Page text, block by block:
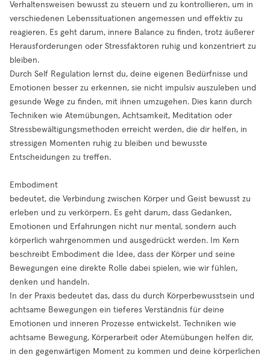
Verhaltensweisen bewusst zu steuern und zu kontrollieren, um in
verschiedenen Lebenssituationen angemessen und effektiv zu
reagieren. Es geht darum, innere Balance zu finden, trotz äußerer
Herausforderungen oder Stressfaktoren ruhig und konzentriert zu
bleiben.
Durch Self Regulation lernst du, deine eigenen Bedürfnisse und
Emotionen besser zu erkennen, sie nicht impulsiv auszuleben und
gesunde Wege zu finden, mit ihnen umzugehen. Dies kann durch
Techniken wie Atemübungen, Achtsamkeit, Meditation oder
Stressbewältigungsmethoden erreicht werden, die dir helfen, in
stressigen Momenten ruhig zu bleiben und bewusste
Entscheidungen zu treffen.
Embodiment
bedeutet, die Verbindung zwischen Körper und Geist bewusst zu
erleben und zu verkörpern. Es geht darum, dass Gedanken,
Emotionen und Erfahrungen nicht nur mental, sondern auch
körperlich wahrgenommen und ausgedrückt werden. Im Kern
beschreibt Embodiment die Idee, dass der Körper und seine
Bewegungen eine direkte Rolle dabei spielen, wie wir fühlen,
denken und handeln.
In der Praxis bedeutet das, dass du durch Körperbewusstsein und
achtsame Bewegungen ein tieferes Verständnis für deine
Emotionen und inneren Prozesse entwickelst. Techniken wie
achtsame Bewegung, Körperarbeit oder Atemübungen helfen dir,
in den gegenwärtigen Moment zu kommen und deine körperlichen